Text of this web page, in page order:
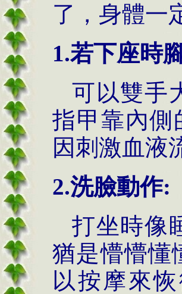
了，身體一
1.若下座時
可以雙手
指甲靠內側
因刺激血液
2.洗臉動作:
打坐時像
猶是懵懵懂
以按摩來